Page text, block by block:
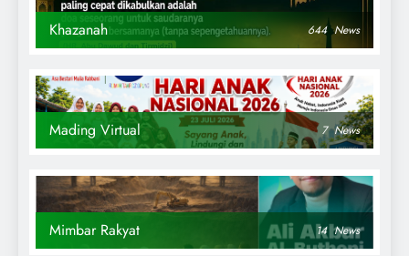
Khazanah 644 News
Mading Virtual 7 News
Mimbar Rakyat 14 News